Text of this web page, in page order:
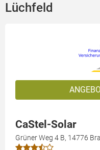
Lüchfeld
CaStel-Solar
Grüner Weg 4 B, 14776